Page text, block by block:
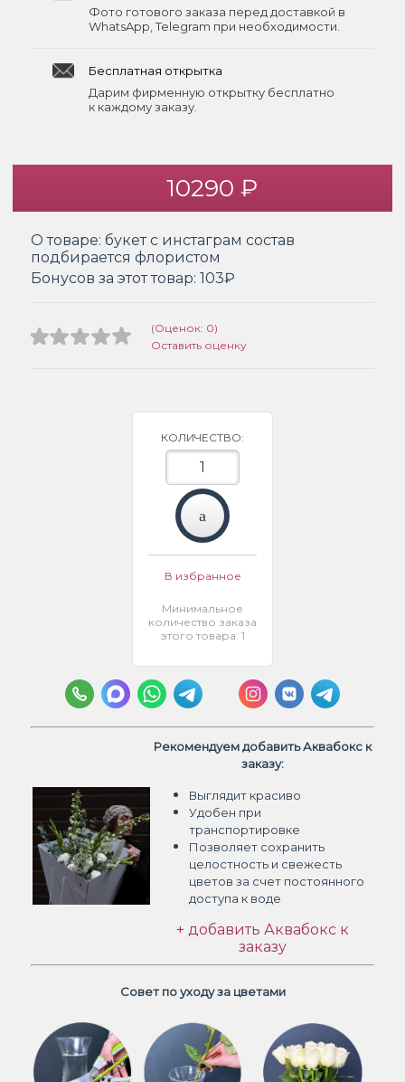
Фото готового заказа перед доставкой в
WhatsApp, Telegram при необходимости.
Бесплатная открытка
Дарим фирменную открытку бесплатно
к каждому заказу.
10290 ₽
О товаре: букет с инстаграм состав
подбирается флористом
Бонусов за этот товар: 103₽
(Оценок: 0)
Оставить оценку
КОЛИЧЕСТВО:
В избранное
Минимальное
количество заказа
этого товара: 1
Рекомендуем добавить Аквабокс к
заказу:
Выглядит красиво
Удобен при
транспортировке
Позволяет сохранить
целостность и свежесть
цветов за счет постоянного
доступа к воде
+ добавить Аквабокс к
заказу
Совет по уходу за цветами